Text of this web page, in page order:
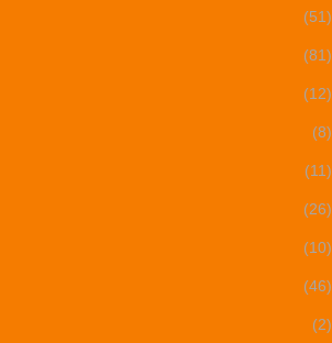
(51)
(81)
(12)
(8)
(11)
(26)
(10)
(46)
(2)